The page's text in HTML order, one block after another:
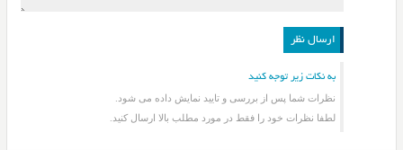
به نکات زیر توجه کنید
نظرات شما پس از بررسی و تایید نمایش داده می شود.
لطفا نظرات خود را فقط در مورد مطلب بالا ارسال کنید.